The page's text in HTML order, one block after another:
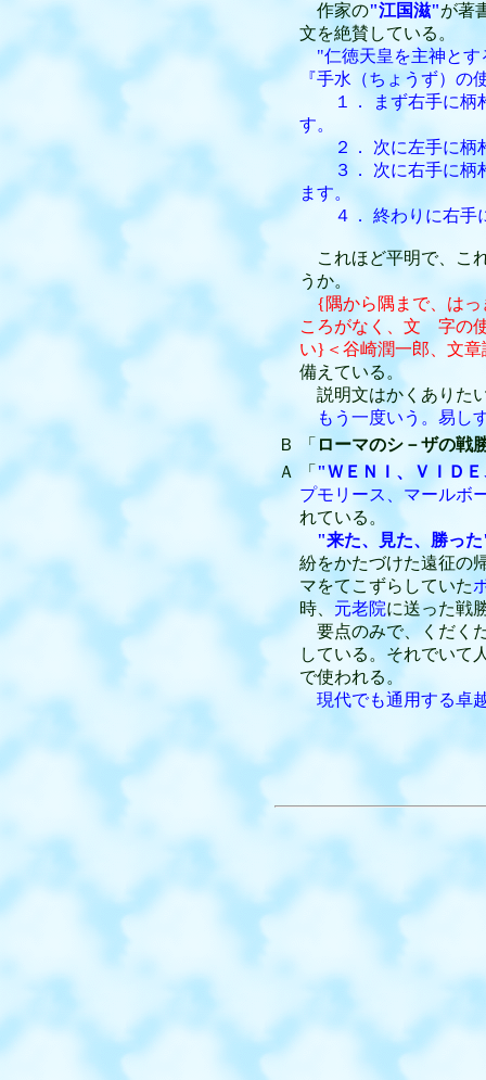
作家の"江国滋"が著
文を絶賛している。
"仁徳天皇を主神と
『手水（ちょうず）の
１． まず右手に柄
す。
２． 次に左手に柄
３． 次に右手に柄杓
ます。
４． 終わりに右手に
これほど平明で、こ
うか。
{隅から隅まで、は
ころがなく、文 字の
い}＜谷崎潤一郎、文章
備えている。
説明文はかくありた
もう一度いう。易し
Ｂ
「 ローマのシ－ザの戦
Ａ
「 "ＷＥＮＩ、ＶＩＤ
プモリース、マールボ
れている。
"来た、見た、勝っ
紛をかたづけた遠征の
マをてこずらしていた
時、 元老院に送った戦
要点のみで、くだく
している。それでいて
で使われる。
現代でも通用する卓